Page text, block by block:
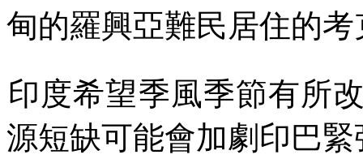
甸的羅興亞難民居住的
印度希望季風季節有所
源短缺可能會加劇印巴